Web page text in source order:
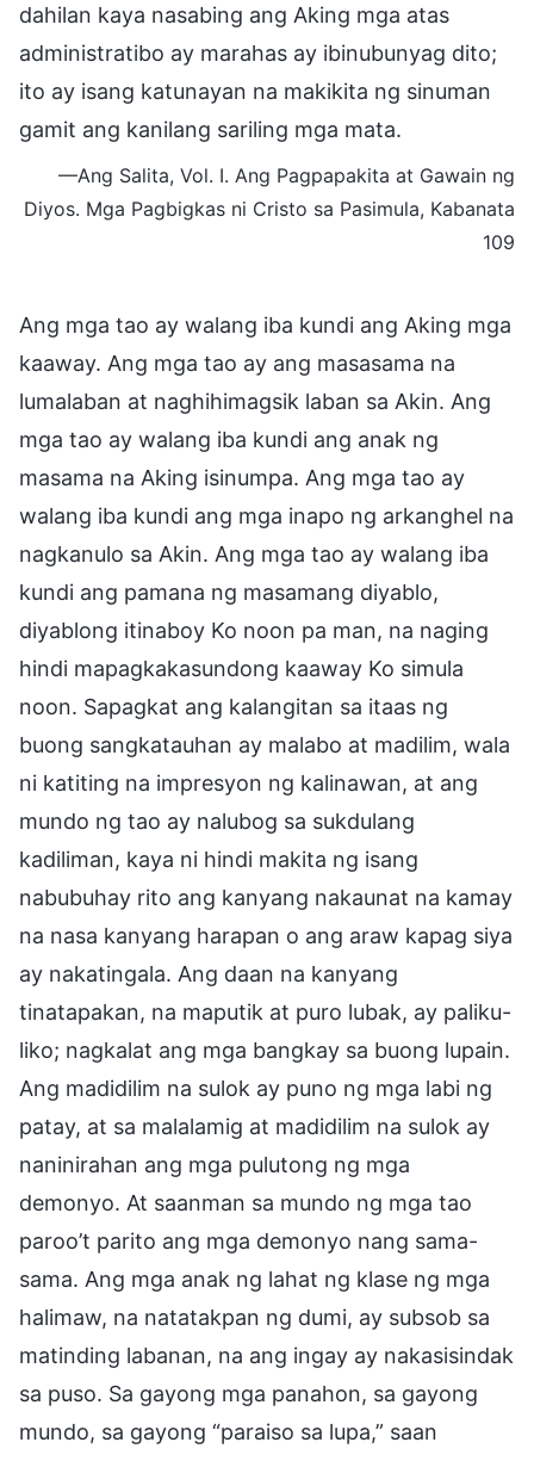
dahilan kaya nasabing ang Aking mga atas
administratibo ay marahas ay ibinubunyag dito;
ito ay isang katunayan na makikita ng sinuman
gamit ang kanilang sariling mga mata.
—Ang Salita, Vol. I. Ang Pagpapakita at Gawain ng
Diyos. Mga Pagbigkas ni Cristo sa Pasimula, Kabanata
109
Ang mga tao ay walang iba kundi ang Aking mga
kaaway. Ang mga tao ay ang masasama na
lumalaban at naghihimagsik laban sa Akin. Ang
mga tao ay walang iba kundi ang anak ng
masama na Aking isinumpa. Ang mga tao ay
walang iba kundi ang mga inapo ng arkanghel na
nagkanulo sa Akin. Ang mga tao ay walang iba
kundi ang pamana ng masamang diyablo,
diyablong itinaboy Ko noon pa man, na naging
hindi mapagkakasundong kaaway Ko simula
noon. Sapagkat ang kalangitan sa itaas ng
buong sangkatauhan ay malabo at madilim, wala
ni katiting na impresyon ng kalinawan, at ang
mundo ng tao ay nalubog sa sukdulang
kadiliman, kaya ni hindi makita ng isang
nabubuhay rito ang kanyang nakaunat na kamay
na nasa kanyang harapan o ang araw kapag siya
ay nakatingala. Ang daan na kanyang
tinatapakan, na maputik at puro lubak, ay paliku-
liko; nagkalat ang mga bangkay sa buong lupain.
Ang madidilim na sulok ay puno ng mga labi ng
patay, at sa malalamig at madidilim na sulok ay
naninirahan ang mga pulutong ng mga
demonyo. At saanman sa mundo ng mga tao
paroo’t parito ang mga demonyo nang sama-
sama. Ang mga anak ng lahat ng klase ng mga
halimaw, na natatakpan ng dumi, ay subsob sa
matinding labanan, na ang ingay ay nakasisindak
sa puso. Sa gayong mga panahon, sa gayong
mundo, sa gayong “paraiso sa lupa,” saan